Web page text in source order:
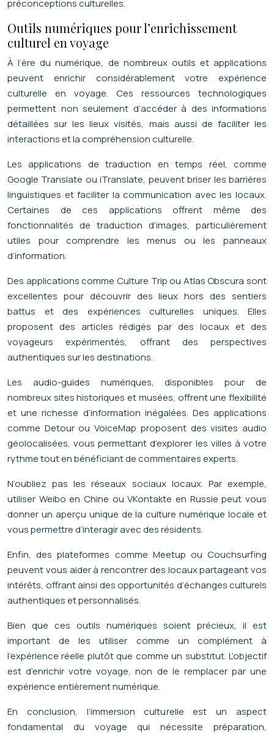
préconceptions culturelles.
Outils numériques pour l’enrichissement
culturel en voyage
À l’ère du numérique, de nombreux outils et applications
peuvent enrichir considérablement votre expérience
culturelle en voyage. Ces ressources technologiques
permettent non seulement d’accéder à des informations
détaillées sur les lieux visités, mais aussi de faciliter les
interactions et la compréhension culturelle.
Les applications de traduction en temps réel, comme
Google Translate ou iTranslate, peuvent briser les barrières
linguistiques et faciliter la communication avec les locaux.
Certaines de ces applications offrent même des
fonctionnalités de traduction d’images, particulièrement
utiles pour comprendre les menus ou les panneaux
d’information.
Des applications comme Culture Trip ou Atlas Obscura sont
excellentes pour découvrir des lieux hors des sentiers
battus et des expériences culturelles uniques. Elles
proposent des articles rédigés par des locaux et des
voyageurs expérimentés, offrant des perspectives
authentiques sur les destinations.
Les audio-guides numériques, disponibles pour de
nombreux sites historiques et musées, offrent une flexibilité
et une richesse d’information inégalées. Des applications
comme Detour ou VoiceMap proposent des visites audio
géolocalisées, vous permettant d’explorer les villes à votre
rythme tout en bénéficiant de commentaires experts.
N’oubliez pas les réseaux sociaux locaux. Par exemple,
utiliser Weibo en Chine ou VKontakte en Russie peut vous
donner un aperçu unique de la culture numérique locale et
vous permettre d’interagir avec des résidents.
Enfin, des plateformes comme Meetup ou Couchsurfing
peuvent vous aider à rencontrer des locaux partageant vos
intérêts, offrant ainsi des opportunités d’échanges culturels
authentiques et personnalisés.
Bien que ces outils numériques soient précieux, il est
important de les utiliser comme un complément à
l’expérience réelle plutôt que comme un substitut. L’objectif
est d’enrichir votre voyage, non de le remplacer par une
expérience entièrement numérique.
En conclusion, l’immersion culturelle est un aspect
fondamental du voyage qui nécessite préparation,